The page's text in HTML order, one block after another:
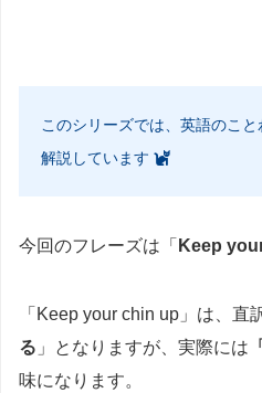
このシリーズでは、英語のこ
解説しています
今回のフレーズは「 Keep
「Keep your chin up」は、直
る 」となりますが、実際には
味になります。